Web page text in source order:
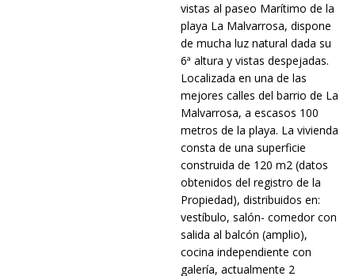
vistas al paseo Marítimo de la
playa La Malvarrosa, dispone
de mucha luz natural dada su
6ª altura y vistas despejadas.
Localizada en una de las
mejores calles del barrio de La
Malvarrosa, a escasos 100
metros de la playa. La vivienda
consta de una superficie
construida de 120 m2 (datos
obtenidos del registro de la
Propiedad), distribuidos en:
vestíbulo, salón- comedor con
salida al balcón (amplio),
cocina independiente con
galería, actualmente 2